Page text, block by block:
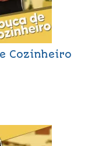
Cozinheiro